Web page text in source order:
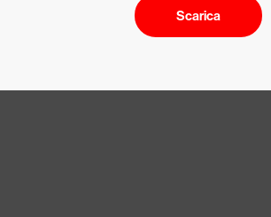
Scarica